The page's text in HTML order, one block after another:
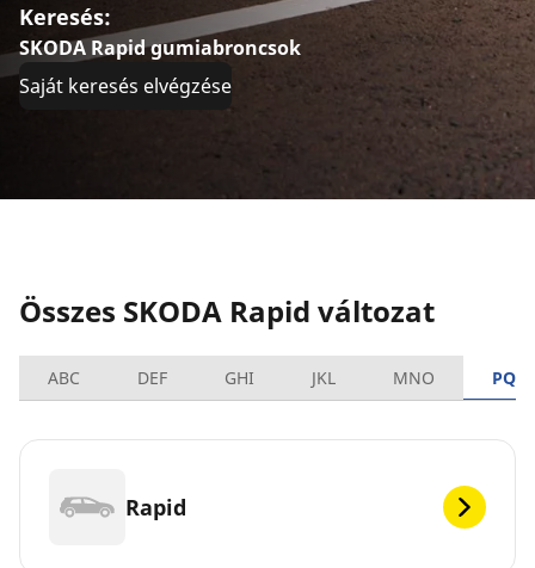
Keresés:
SKODA Rapid gumiabroncsok
Saját keresés elvégzése
Összes SKODA Rapid változat
ABC DEF GHI JKL MNO PQRS
Rapid